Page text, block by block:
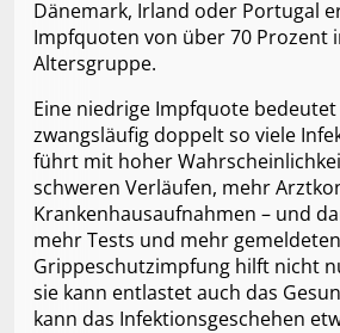
Dänemark, Irland oder Portugal
Impfquoten von über 70 Prozent
Altersgruppe.
Eine niedrige Impfquote
zwangsläufig doppelt so viele
führt mit hoher
schweren Verläufen, mehr
Krankenhausaufnahmen – und
mehr Tests und mehr
Grippeschutzimpfung hilft nicht
sie kann entlastet auch das
kann das Infektionsgeschehen